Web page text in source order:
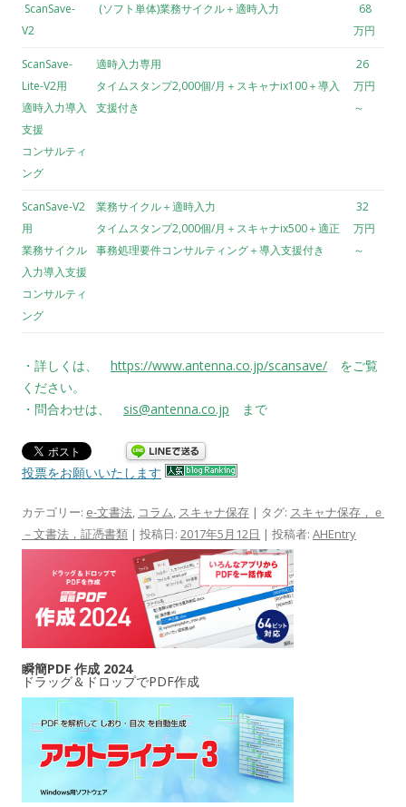
ScanSave-
V2
(ソフト単体)業務サイクル＋適時入力
68
万円
ScanSave-
Lite-V2用
適時入力導入
支援
コンサルティ
ング
適時入力専用
タイムスタンプ2,000個/月＋スキャナix100＋導入
支援付き
26
万円
～
ScanSave-V2
用
業務サイクル
入力導入支援
コンサルティ
ング
業務サイクル＋適時入力
タイムスタンプ2,000個/月＋スキャナix500＋適正
事務処理要件コンサルティング＋導入支援付き
32
万円
～
・詳しくは、 https://www.antenna.co.jp/scansave/ をご覧
ください。
・問合わせは、 sis@antenna.co.jp まで
投票をお願いいたします
カテゴリー: e-文書法, コラム, スキャナ保存 | タグ: スキャナ保存，ｅ
－文書法，証憑書類 | 投稿日: 2017年5月12日 | 投稿者: AHEntry
瞬簡PDF 作成 2024
ドラッグ＆ドロップでPDF作成